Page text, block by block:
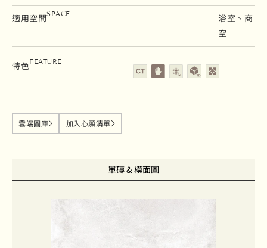
適用空間SPACE
浴室、商
空
特色FEATURE
雲端圖庫 加入心願清單
單磚 & 模面圖